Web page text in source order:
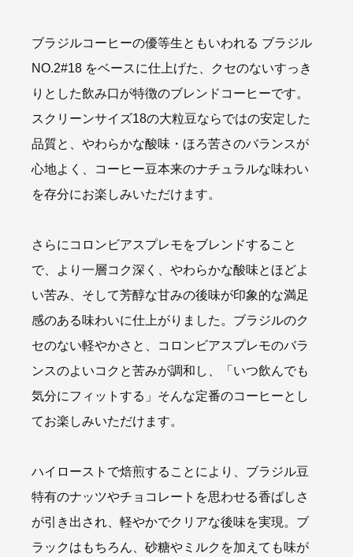
ブラジルコーヒーの優等生ともいわれる ブラジル
NO.2#18 をベースに仕上げた、クセのないすっき
りとした飲み口が特徴のブレンドコーヒーです。
スクリーンサイズ18の大粒豆ならではの安定した
品質と、やわらかな酸味・ほろ苦さのバランスが
心地よく、コーヒー豆本来のナチュラルな味わい
を存分にお楽しみいただけます。
さらにコロンビアスプレモをブレンドすること
で、より一層コク深く、やわらかな酸味とほどよ
い苦み、そして芳醇な甘みの後味が印象的な満足
感のある味わいに仕上がりました。ブラジルのク
セのない軽やかさと、コロンビアスプレモのバラ
ンスのよいコクと苦みが調和し、「いつ飲んでも
気分にフィットする」そんな定番のコーヒーとし
てお楽しみいただけます。
ハイローストで焙煎することにより、ブラジル豆
特有のナッツやチョコレートを思わせる香ばしさ
が引き出され、軽やかでクリアな後味を実現。ブ
ラックはもちろん、砂糖やミルクを加えても味が